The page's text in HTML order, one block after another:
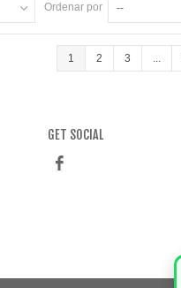
Ordenar por --
1 2 3 ...
GET SOCIAL